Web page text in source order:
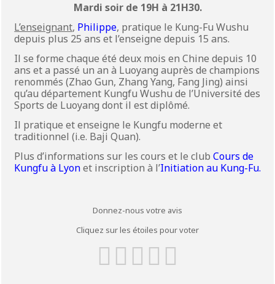
Mardi soir de 19H à 21H30.
L’enseignant, Philippe, pratique le Kung-Fu Wushu
depuis plus 25 ans et l’enseigne depuis 15 ans.
Il se forme chaque été deux mois en Chine depuis 10
ans et a passé un an à Luoyang auprès de champions
renommés (Zhao Gun, Zhang Yang, Fang Jing) ainsi
qu’au département Kungfu Wushu de l’Université des
Sports de Luoyang dont il est diplômé.
Il pratique et enseigne le Kungfu moderne et
traditionnel (i.e. Baji Quan).
Plus d’informations sur les cours et le clubCours de
Kungfu à Lyonet inscription à l’Initiation au Kung-Fu.
Donnez-nous votre avis
Cliquez sur les étoiles pour voter